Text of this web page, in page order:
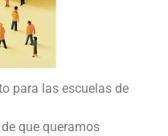
para las escuelas de
que queramos